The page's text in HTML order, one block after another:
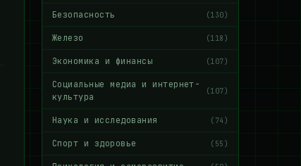
Безопасность (130)
Железо (118)
Экономика и финансы (107)
Социальные медиа и интернет-
культура
(107)
Наука и исследования (74)
Спорт и здоровье (55)